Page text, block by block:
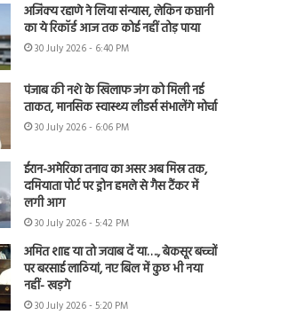
अजिंक्य रहाणे ने लिया संन्यास, लेकिन कप्तानी
का ये रिकॉर्ड आज तक कोई नहीं तोड़ पाया
30 July 2026 - 6:40 PM
पंजाब की नशे के खिलाफ जंग को मिली नई
ताकत, मानसिक स्वास्थ्य लीडर्स संभालेंगे मोर्चा
30 July 2026 - 6:06 PM
ईरान-अमेरिका तनाव का असर अब मिस्र तक,
दमियाता पोर्ट पर ड्रोन हमले से गैस टैंकर में
लगी आग
30 July 2026 - 5:42 PM
अमित शाह या तो जवाब दें या…., बेकसूर बच्चों
पर बरसाई लाठियां, नए बिल में कुछ भी नया
नहीं- खड़गे
30 July 2026 - 5:20 PM